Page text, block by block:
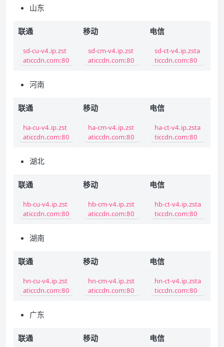
山东
联通 移动 电信
sd-cu-v4.ip.zst
aticcdn.com:80
sd-cm-v4.ip.zst
aticcdn.com:80
sd-ct-v4.ip.zsta
ticcdn.com:80
河南
联通 移动 电信
ha-cu-v4.ip.zst
aticcdn.com:80
ha-cm-v4.ip.zst
aticcdn.com:80
ha-ct-v4.ip.zsta
ticcdn.com:80
湖北
联通 移动 电信
hb-cu-v4.ip.zst
aticcdn.com:80
hb-cm-v4.ip.zst
aticcdn.com:80
hb-ct-v4.ip.zsta
ticcdn.com:80
湖南
联通 移动 电信
hn-cu-v4.ip.zst
aticcdn.com:80
hn-cm-v4.ip.zst
aticcdn.com:80
hn-ct-v4.ip.zsta
ticcdn.com:80
广东
联通 移动 电信